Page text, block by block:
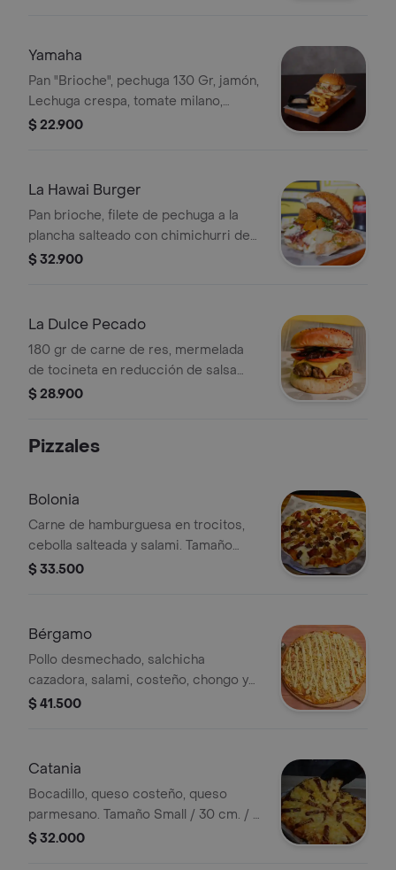
Yamaha
Pan "Brioche", pechuga 130 Gr, jamón,
Lechuga crespa, tomate milano,
cebolla salteada, mozzarella y salsa
$ 22.900
La Hawai Burger
Pan brioche, filete de pechuga a la
plancha salteado con chimichurri de
la casa, dip de queso crema con
aros de cebolla, cilantro + papas a la
$ 32.900
La Dulce Pecado
180 gr de carne de res, mermelada
de tocineta en reducción de salsa
teriyaki, queso cheddar americano,
sobre un pan brioche sellado con
$ 28.900
Pizzales
Bolonia
Carne de hamburguesa en trocitos,
cebolla salteada y salami. Tamaño
Small / 30 cm. / 8 porciones.
$ 33.500
Bérgamo
Pollo desmechado, salchicha
cazadora, salami, costeño, chongo y
salsa Gordales. Tamaño Small / 30
$ 41.500
Catania
Bocadillo, queso costeño, queso
parmesano. Tamaño Small / 30 cm. / 8
porciones.
$ 32.000